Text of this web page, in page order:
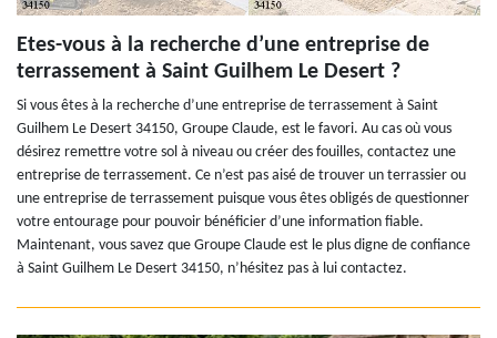
Etes-vous à la recherche d’une entreprise de
terrassement à Saint Guilhem Le Desert ?
Si vous êtes à la recherche d’une entreprise de terrassement à Saint
Guilhem Le Desert 34150, Groupe Claude, est le favori. Au cas où vous
désirez remettre votre sol à niveau ou créer des fouilles, contactez une
entreprise de terrassement. Ce n’est pas aisé de trouver un terrassier ou
une entreprise de terrassement puisque vous êtes obligés de questionner
votre entourage pour pouvoir bénéficier d’une information fiable.
Maintenant, vous savez que Groupe Claude est le plus digne de confiance
à Saint Guilhem Le Desert 34150, n’hésitez pas à lui contactez.